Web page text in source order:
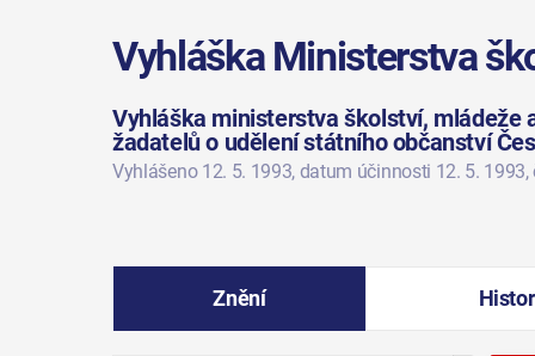
Vyhláška Ministerstva
Vyhláška ministerstva školství, mládeže
žadatelů o udělení státního občanství
Vyhlášeno 12. 5. 1993, datum účinnosti 12. 5. 1993
Znění